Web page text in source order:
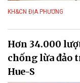
KH&CN ĐỊA PHƯƠNG
Hơn 34.000
chống lừa đảo
Hue-S